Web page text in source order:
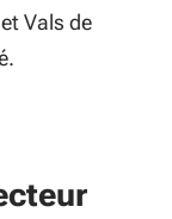
Vals de